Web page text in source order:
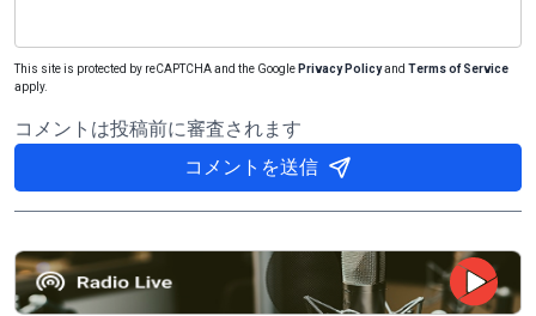
This site is protected by reCAPTCHA and the Google Privacy Policyand Terms of Service
apply.
コメントは投稿前に審査されます
コメントを送信